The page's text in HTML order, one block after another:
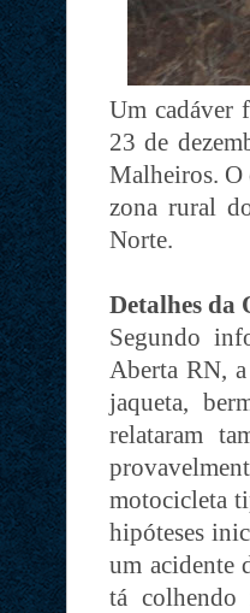
Um cadáver
23 de
Malheiros. O
zona rural
Norte.
Detalhes da
Segundo
Aberta RN,
jaqueta,
relataram
motocicleta
hipóteses
um acidente
tá colhendo